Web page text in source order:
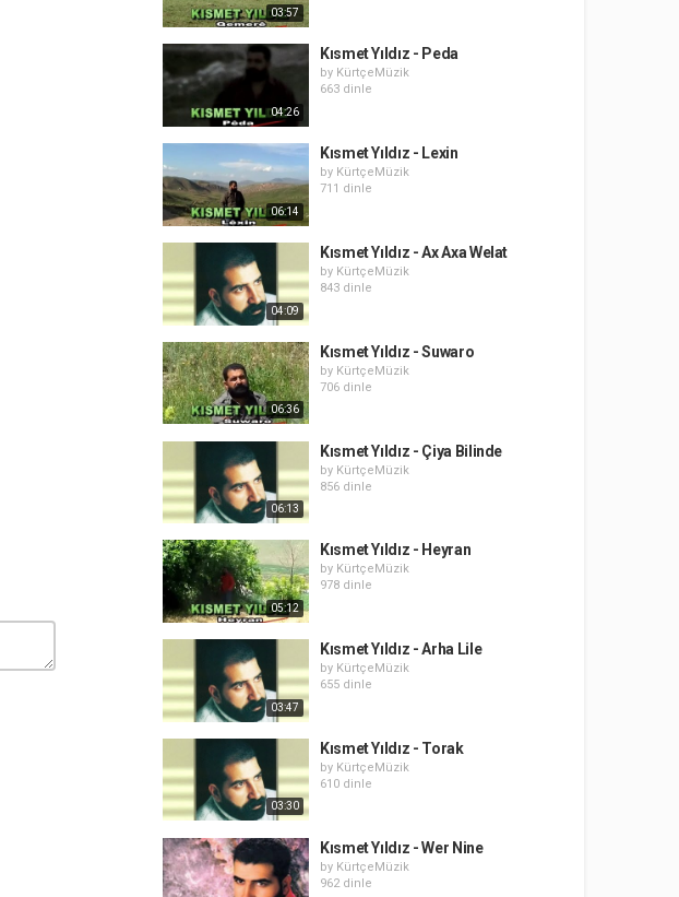
03:57
04:26
Kısmet Yıldız - Peda
by KürtçeMüzik
663 dinle
06:14
Kısmet Yıldız - Lexin
by KürtçeMüzik
711 dinle
04:09
Kısmet Yıldız - Ax Axa Welat
by KürtçeMüzik
843 dinle
06:36
Kısmet Yıldız - Suwaro
by KürtçeMüzik
706 dinle
06:13
Kısmet Yıldız - Çiya Bilinde
by KürtçeMüzik
856 dinle
05:12
Kısmet Yıldız - Heyran
by KürtçeMüzik
978 dinle
03:47
Kısmet Yıldız - Arha Lile
by KürtçeMüzik
655 dinle
03:30
Kısmet Yıldız - Torak
by KürtçeMüzik
610 dinle
Kısmet Yıldız - Wer Nine
by KürtçeMüzik
962 dinle